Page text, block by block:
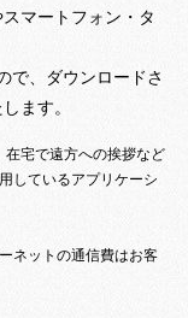
マートフォン・タ
で、ダウンロードさ
ます。
宅で遠方への挨拶など
しているアプリケーシ
ネットの通信費はお客